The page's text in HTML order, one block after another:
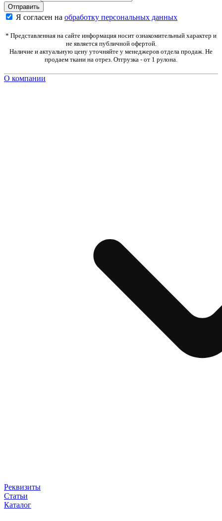
Я согласен на обработку персональных данных
* Представленная на сайте информация носит ознакомительный характер и
не является публичной офертой.
Наличие и актуальную цену уточняйте у менеджеров отдела продаж. Не
продаем ткани на отрез. Отгрузка - от 1 рулона.
О компании
Реквизиты
Статьи
Каталог